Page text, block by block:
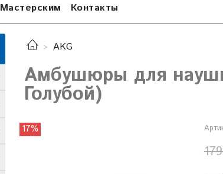
Мастерским Контакты
AKG
Амбушюры для
Голубой)
17%